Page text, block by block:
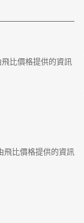
飛比價格提供的資訊
飛比價格提供的資訊